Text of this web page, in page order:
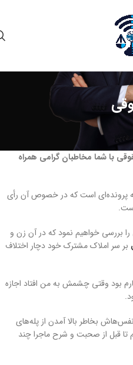
با شما مخاطبان گرامی همراه
پرونده‌ای است که در خصوص آن رأی
بررسی خواهیم نمود که در آن زن و
بر سر املاک مشترک خود دچار اختلاف
بود وقتی چشمش به من افتاد اجازه
بخاطر بالا آمدن از پله‌های
تا قبل از صحبت و شرح ماجرا چند